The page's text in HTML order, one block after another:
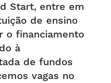
Start, entre em
de ensino
o financiamento
à
de fundos
vagas no